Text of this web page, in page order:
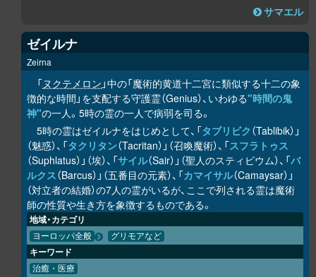
サマエル
ゼイルナ
Zeirna
「ヌクテメロン 」中の「魔術的黄道十二宮に類似する十二の象
徴的な時間」を支配する守護霊（Genius）、いわゆる"時間の鬼
神"の一人。5時の霊の一人で病弱を司る。
5時の霊はゼイルナをはじめとして、「タブリビク （Tablibik）」
（魅惑）、「タクリタン（Tacritan）」（召喚魔術）、「スフラトゥス
（Suphlatus）」（埃）、「サイル（Sair）」（聖人のスティビウム）、「バ
ルクス（Barcus）」（五番目の元素）、「カマイサル（Camaysar）」
（対立者の結婚）の7人の霊がいるが、ここで列される霊は魔術
師の性質や生き方を象徴するものである。
地域・カテゴリ
ヨーロッパ全般 グリモアなど
キーワード
治癒・医療